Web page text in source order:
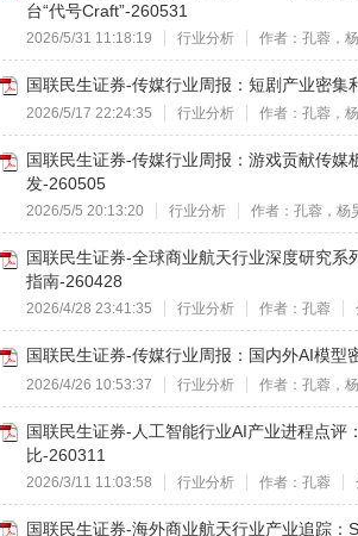
台“代号Craft”-260531
2026/5/31 11:18:19 行业分析 作者：孔蓉，
国联民生证券-传媒行业周报：短剧产业密
2026/5/17 22:24:35 行业分析 作者：孔蓉，
国联民生证券-传媒行业周报：游戏贡献传
发-260505
2026/5/5 20:13:20 行业分析 作者：孔蓉，杨
国联民生证券-全球商业航天行业深度研究
指南-260428
2026/4/28 23:41:35 行业分析 作者：孔蓉
国联民生证券-传媒行业周报：国内外AI模
2026/4/26 10:53:37 行业分析 作者：孔蓉，
国联民生证券-人工智能行业AI产业进程点
比-260311
2026/3/11 11:03:58 行业分析 作者：孔蓉
国联民生证券-海外商业航天行业产业追踪